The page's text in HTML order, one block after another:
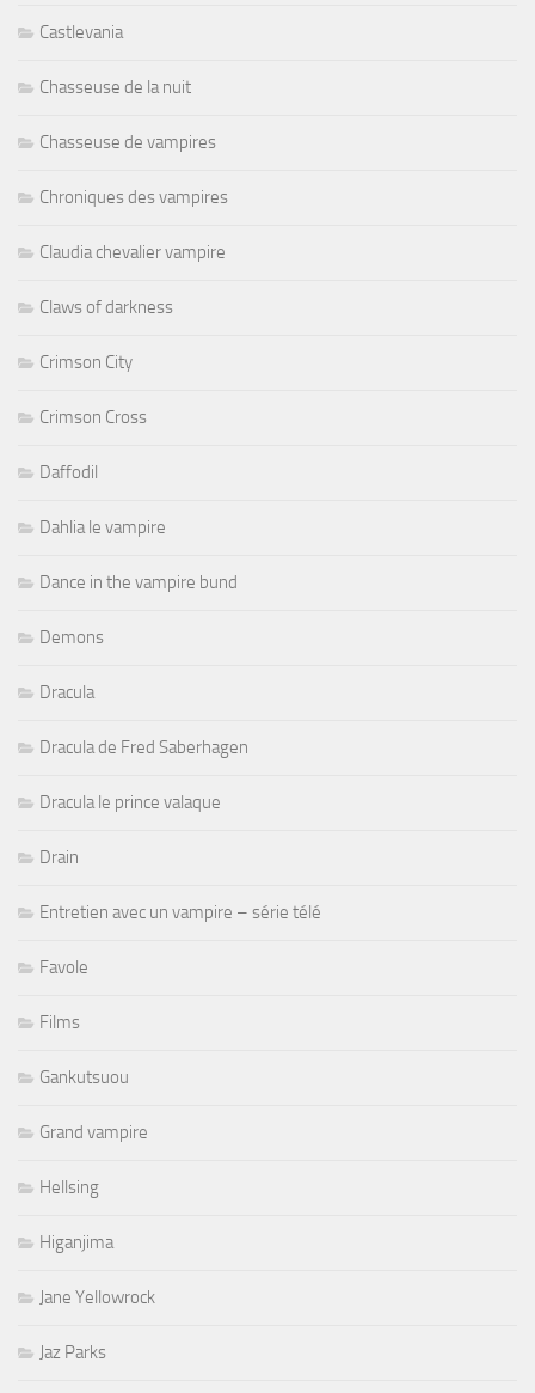
Castlevania
Chasseuse de la nuit
Chasseuse de vampires
Chroniques des vampires
Claudia chevalier vampire
Claws of darkness
Crimson City
Crimson Cross
Daffodil
Dahlia le vampire
Dance in the vampire bund
Demons
Dracula
Dracula de Fred Saberhagen
Dracula le prince valaque
Drain
Entretien avec un vampire – série télé
Favole
Films
Gankutsuou
Grand vampire
Hellsing
Higanjima
Jane Yellowrock
Jaz Parks